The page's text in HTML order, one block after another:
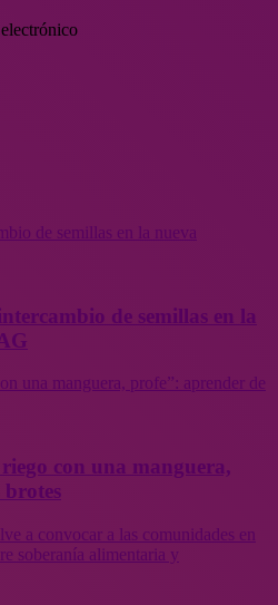
de semillas en la nueva
de semillas en la
una manguera, profe”: aprender de
con una manguera,
a convocar a las comunidades en
soberanía alimentaria y